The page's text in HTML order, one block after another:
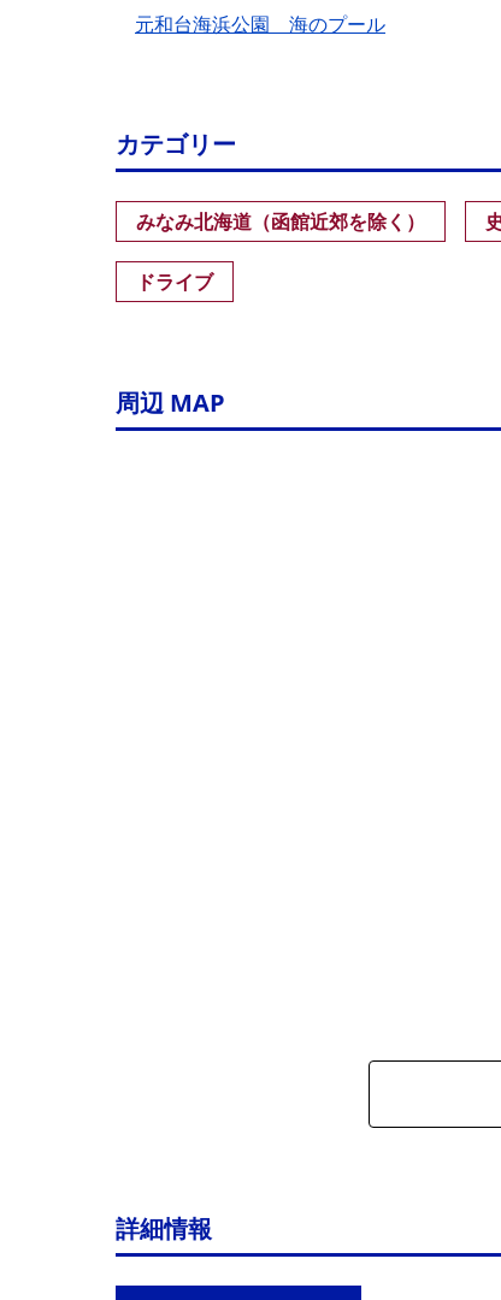
元和台海浜公園 海のプール
カテゴリー
みなみ北海道（函館近郊を除く）
ドライブ
周辺 MAP
詳細情報